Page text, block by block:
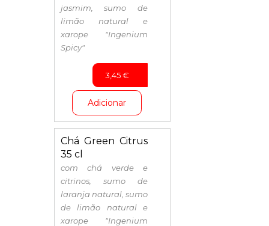
jasmim, sumo de
limão natural e
xarope "Ingenium
Spicy"
3,45€
Adicionar
Chá Green Citrus
35 cl
com chá verde e
citrinos, sumo de
laranja natural, sumo
de limão natural e
xarope "Ingenium